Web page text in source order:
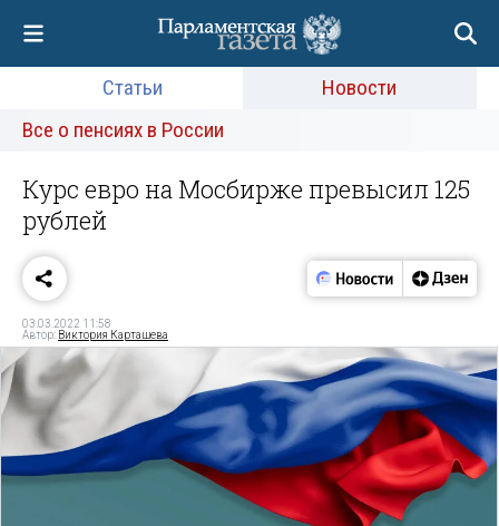
Статьи
Новости
Все о пенсиях в России
Курс евро на Мосбирже превысил 125
рублей
03.03.2022 11:58
Автор: Виктория Карташева